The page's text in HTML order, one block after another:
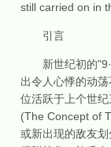
still carried on in
引言
新世纪初的
出令人心悸的动
位活跃于上个世
(The Concept of
或新出现的敌友